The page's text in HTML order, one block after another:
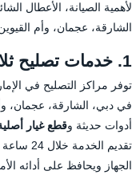
لأهمية الصيانة، الأعطال
الشارقة، عجمان، وأم
1. خدمات تصليح ثلاجات هيتاشي في الإمارات
توفر مراكز التصليح في
في دبي، الشارقة، عجمان،
أدوات حديثة وقطع غيار
الجهاز ويحافظ على أدائه